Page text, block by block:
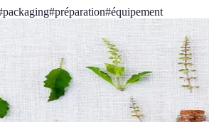
packaging#préparation#équipement